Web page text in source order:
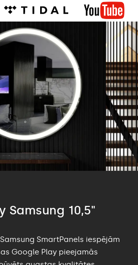
Samsung 10,5"
SmartPanels iespējām
Google Play pieejamās